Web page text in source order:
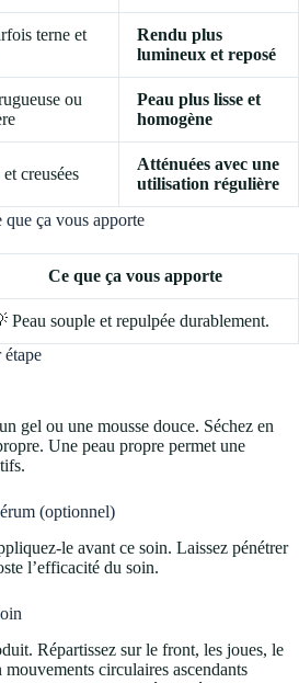
terne et
Rendu plus
lumineux et reposé
ou
Peau plus lisse et
homogène
creusées
Atténuées avec une
utilisation régulière
ça vous apporte
Ce que ça vous apporte
Peau souple et repulpée durablement.
gel ou une mousse douce. Séchez en
Une peau propre permet une
(optionnel)
le avant ce soin. Laissez pénétrer
l’efficacité du soin.
Répartissez sur le front, les joues, le
circulaires ascendants